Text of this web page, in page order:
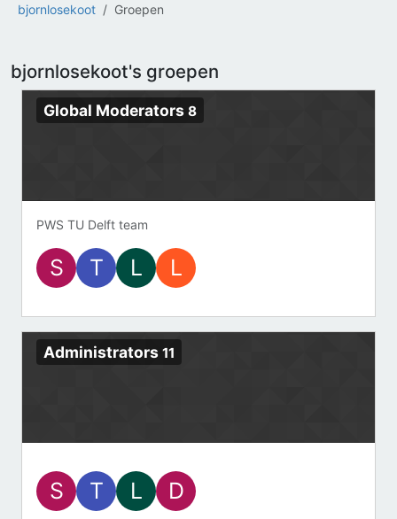
bjornlosekoot Groepen
bjornlosekoot's groepen
Global Moderators 8
PWS TU Delft team
S T L L
Administrators 11
S T L D